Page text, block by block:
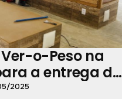
o-Peso na
a entrega do
espaço
2025